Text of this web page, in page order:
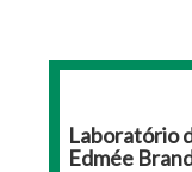
Laboratório
Edmée